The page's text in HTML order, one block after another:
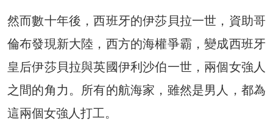
然而數十年後，西班牙的伊莎貝拉一世，資助哥
倫布發現新大陸，西方的海權爭霸，變成西班牙
皇后伊莎貝拉與英國伊利沙伯一世，兩個女強人
之間的角力。所有的航海家，雖然是男人，都為
這兩個女強人打工。